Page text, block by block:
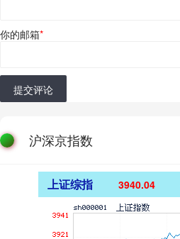
你的邮箱*
提交评论
沪深京指数
上证综指 3940.04